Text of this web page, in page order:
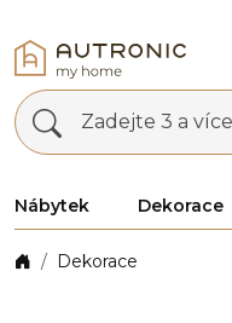
Zadejte 3 a
Nábytek Dekorace
Dekorace